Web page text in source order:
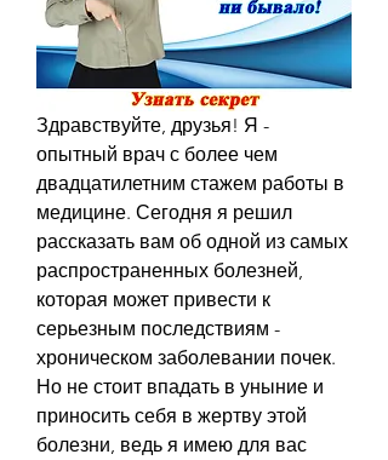
Здравствуйте, друзья! Я -
опытный врач с более чем
двадцатилетним стажем работы в
медицине. Сегодня я решил
рассказать вам об одной из самых
распространенных болезней,
которая может привести к
серьезным последствиям -
хроническом заболевании почек.
Но не стоит впадать в уныние и
приносить себя в жертву этой
болезни, ведь я имею для вас